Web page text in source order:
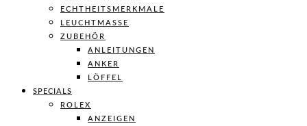
ECHTHEITSMERKMALE
LEUCHTMASSE
ZUBEHÖR
ANLEITUNGEN
ANKER
LÖFFEL
SPECIALS
ROLEX
ANZEIGEN